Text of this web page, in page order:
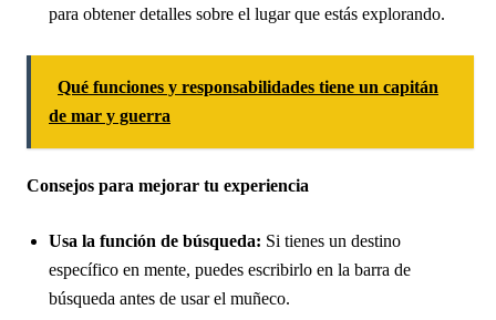
para obtener detalles sobre el lugar que estás explorando.
Qué funciones y responsabilidades tiene un capitán
de mar y guerra
Consejos para mejorar tu experiencia
Usa la función de búsqueda: Si tienes un destino
específico en mente, puedes escribirlo en la barra de
búsqueda antes de usar el muñeco.